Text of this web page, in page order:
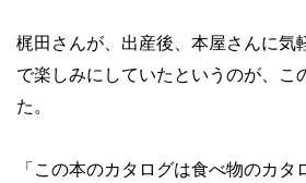
梶田さんが、出産後、本屋さんに気
で楽しみにしていたというのが、こ
た。
「この本のカタログは食べ物のカ